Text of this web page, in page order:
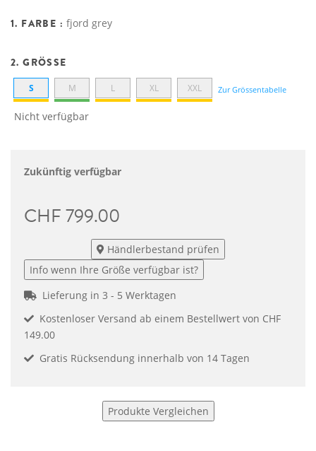
1. FARBE :fjord grey
2. GRÖSSE
S M L XL XXL Zur Grössentabelle
Nicht verfügbar
Zukünftig verfügbar
CHF 799.00
Händlerbestand prüfen
Info wenn Ihre Größe verfügbar ist?
Lieferung in 3 - 5 Werktagen
Kostenloser Versand ab einem Bestellwert von CHF
149.00
Gratis Rücksendung innerhalb von 14 Tagen
Produkte Vergleichen